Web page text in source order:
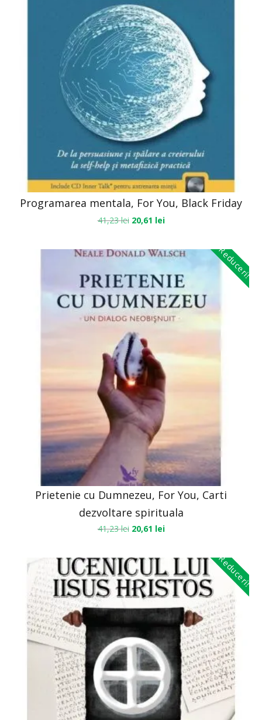
Programarea mentala, For You, Black Friday
41,23lei 20,61 lei
Reduceri!
Prietenie cu Dumnezeu, For You, Carti
dezvoltare spirituala
41,23lei 20,61 lei
Reduceri!